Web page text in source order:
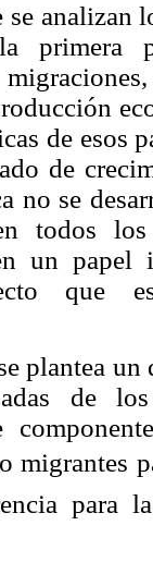
se analizan
primera
de esos
de
no se
todos
un papel
que
plantea
de
para